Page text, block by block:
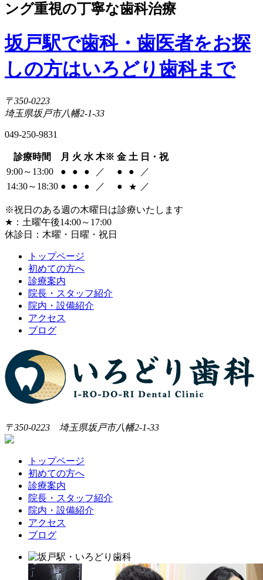
ング重視の丁寧な歯科治療
坂戸駅で歯科・歯医者をお探
しの方はいろどり歯科まで
〒350-0223
埼玉県坂戸市八幡2-1-33
049-250-9831
診療時間 月 火 水 木※ 金 土 日・祝
9:00～13:00
● ● ● ／ ● ●
／
14:30～18:30 ● ● ● ／ ● ★ ／
※祝日のある週の木曜日は診療いたします
★ ：土曜午後14:00～17:00
休診日：木曜・日曜・祝日
トップページ
初めての方へ
診療案内
院長・スタッフ紹介
院内・設備紹介
アクセス
ブログ
〒350-0223 埼玉県坂戸市八幡2-1-33
トップページ
初めての方へ
診療案内
院長・スタッフ紹介
院内・設備紹介
アクセス
ブログ